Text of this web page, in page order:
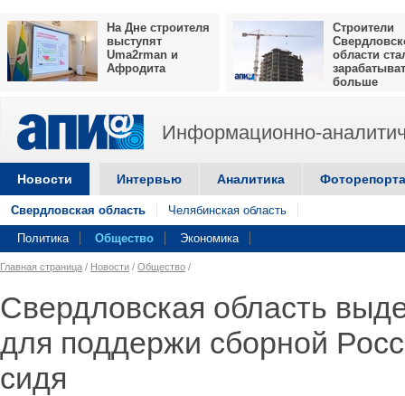
На Дне строителя
выступят
Uma2rman и
Афродита
Строители
области
больше
Информационно-
Новости Интервью Аналитика
Свердловская область Челябинская область
Политика Общество Экономика
Главная страница / Новости / Общество /
Свердловская область
для поддержи сборной
сидя